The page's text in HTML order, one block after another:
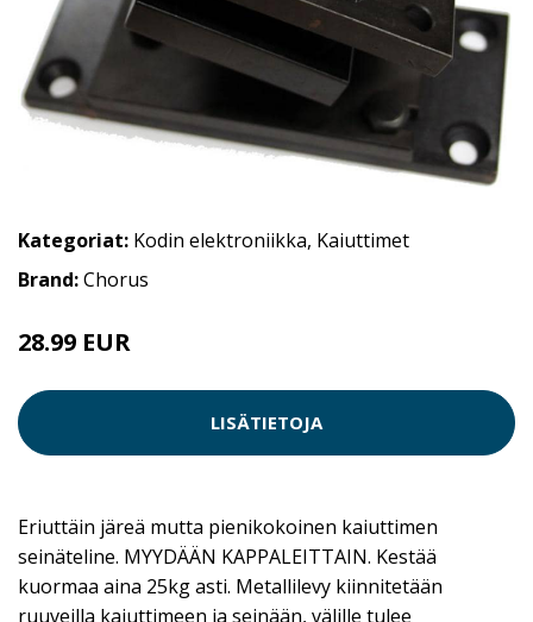
Kategoriat: Kodin elektroniikka, Kaiuttimet
Brand:Chorus
28.99 EUR
LISÄTIETOJA
Eriuttäin järeä mutta pienikokoinen kaiuttimen
seinäteline. MYYDÄÄN KAPPALEITTAIN. Kestää
kuormaa aina 25kg asti. Metallilevy kiinnitetään
ruuveilla kaiuttimeen ja seinään, välille tulee